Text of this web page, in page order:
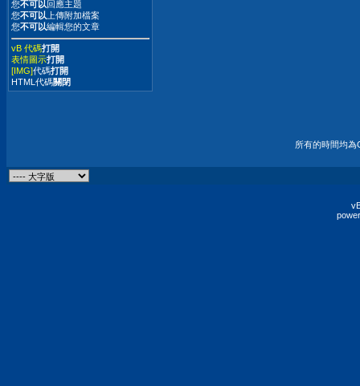
您不可以回應主題
您不可以上傳附加檔案
您不可以編輯您的文章
vB 代碼打開
表情圖示打開
[IMG]代碼打開
HTML代碼關閉
所有的時間均為